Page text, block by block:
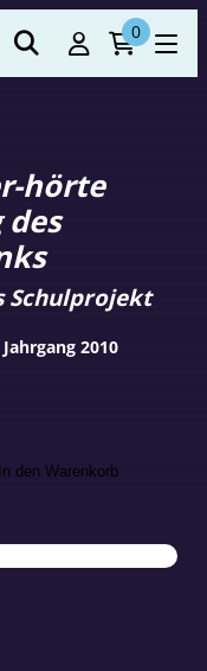
0
hörte
des
Schulprojekt
In den Warenkorb
Jahrgang 2010